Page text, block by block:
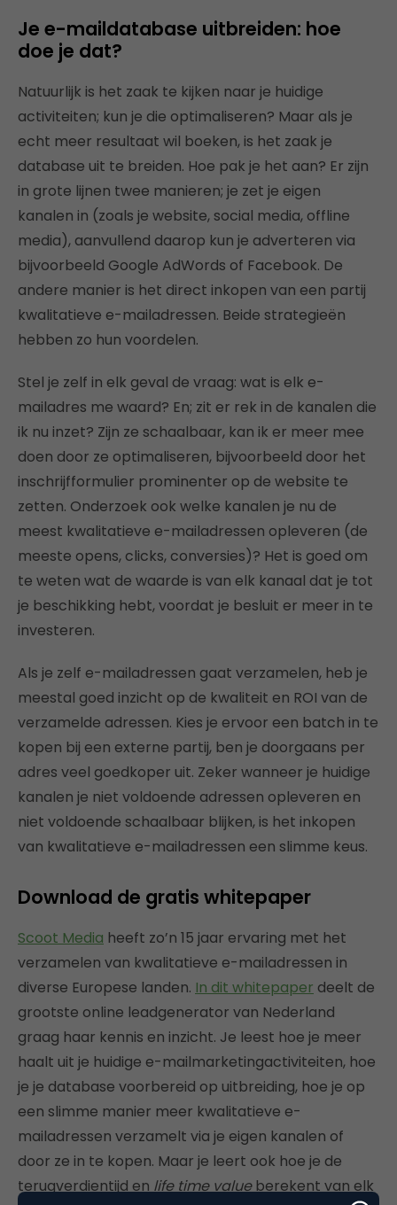
Je e-maildatabase uitbreiden: hoe
doe je dat?
Natuurlijk is het zaak te kijken naar je huidige
activiteiten; kun je die optimaliseren? Maar als je
echt meer resultaat wil boeken, is het zaak je
database uit te breiden. Hoe pak je het aan? Er zijn
in grote lijnen twee manieren; je zet je eigen
kanalen in (zoals je website, social media, offline
media), aanvullend daarop kun je adverteren via
bijvoorbeeld Google AdWords of Facebook. De
andere manier is het direct inkopen van een partij
kwalitatieve e-mailadressen. Beide strategieën
hebben zo hun voordelen.
Stel je zelf in elk geval de vraag: wat is elk e-
mailadres me waard? En; zit er rek in de kanalen die
ik nu inzet? Zijn ze schaalbaar, kan ik er meer mee
doen door ze optimaliseren, bijvoorbeeld door het
inschrijfformulier prominenter op de website te
zetten. Onderzoek ook welke kanalen je nu de
meest kwalitatieve e-mailadressen opleveren (de
meeste opens, clicks, conversies)? Het is goed om
te weten wat de waarde is van elk kanaal dat je tot
je beschikking hebt, voordat je besluit er meer in te
investeren.
Als je zelf e-mailadressen gaat verzamelen, heb je
meestal goed inzicht op de kwaliteit en ROI van de
verzamelde adressen. Kies je ervoor een batch in te
kopen bij een externe partij, ben je doorgaans per
adres veel goedkoper uit. Zeker wanneer je huidige
kanalen je niet voldoende adressen opleveren en
niet voldoende schaalbaar blijken, is het inkopen
van kwalitatieve e-mailadressen een slimme keus.
Download de gratis whitepaper
Scoot Media heeft zo’n 15 jaar ervaring met het
verzamelen van kwalitatieve e-mailadressen in
diverse Europese landen. In dit whitepaper deelt de
grootste online leadgenerator van Nederland
graag haar kennis en inzicht. Je leest hoe je meer
haalt uit je huidige e-mailmarketingactiviteiten, hoe
je je database voorbereid op uitbreiding, hoe je op
een slimme manier meer kwalitatieve e-
mailadressen verzamelt via je eigen kanalen of
door ze in te kopen. Maar je leert ook hoe je de
terugverdientijd en life time valueberekent van elk